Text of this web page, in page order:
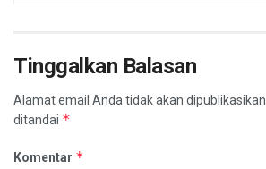
Tinggalkan Balasan
Alamat email Anda tidak akan dipublikasikan.
ditandai *
Komentar *